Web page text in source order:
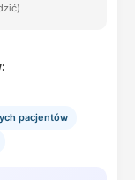
pacjentów